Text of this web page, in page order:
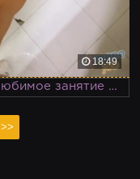
18:49
Минет и много спермы в рот – любимое занятие не только для мужиков, но и для телок
>>